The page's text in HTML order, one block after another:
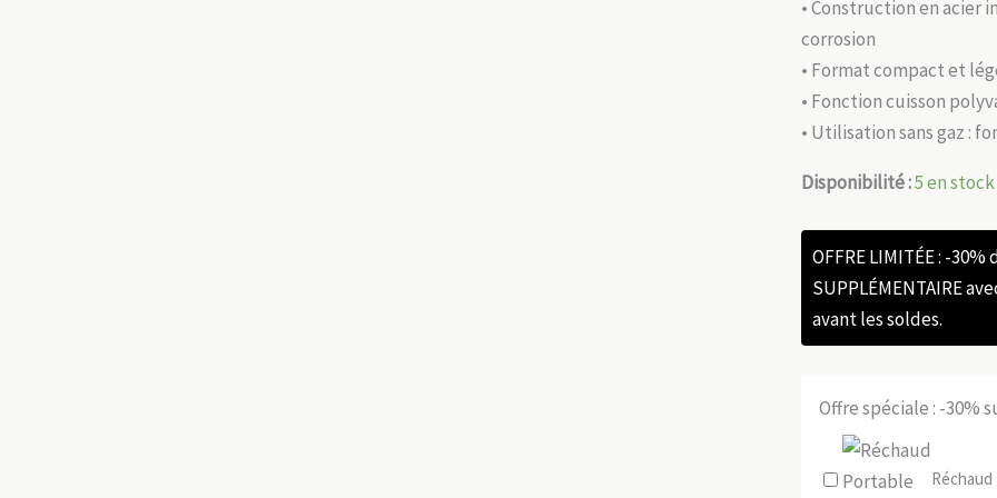
• Construction en acier
corrosion
• Format compact et
• Fonction cuisson
• Utilisation sans gaz :
Disponibilité :5 en stock
OFFRE LIMITÉE : -30%
SUPPLÉMENTAIRE
avant les soldes.
Offre spéciale : -30%